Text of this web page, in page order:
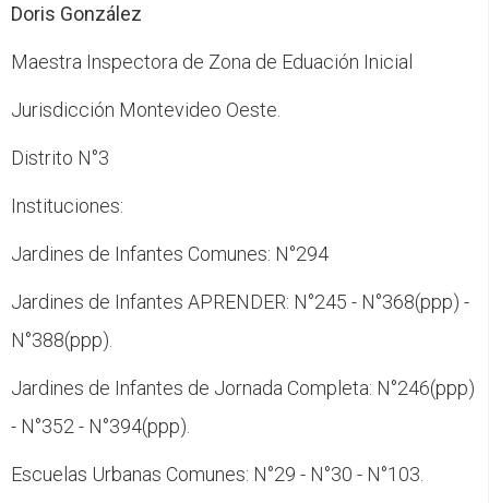
Doris González
Maestra Inspectora de Zona de Eduación Inicial
Jurisdicción Montevideo Oeste.
Distrito N°3
Instituciones:
Jardines de Infantes Comunes: N°294
Jardines de Infantes APRENDER: N°245 - N°368(ppp) -
N°388(ppp).
Jardines de Infantes de Jornada Completa: N°246(ppp)
- N°352 - N°394(ppp).
Escuelas Urbanas Comunes: N°29 - N°30 - N°103.